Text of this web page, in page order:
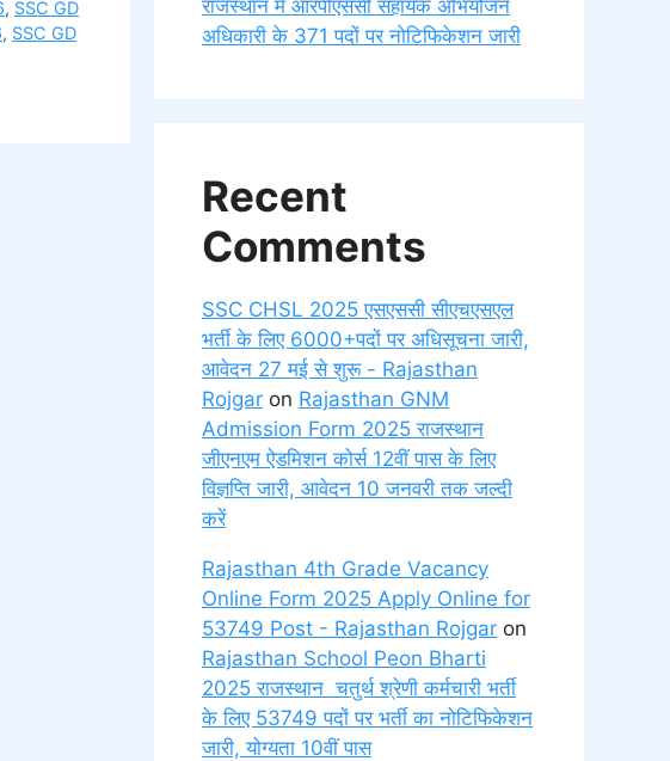
, SSC GD
, SSC GD
राजस्थान में आरपीएससी सहायक अभियोजन
अधिकारी के 371 पदों पर नोटिफिकेशन जारी
Recent
Comments
SSC CHSL 2025 एसएससी सीएचएसएल
भर्ती के लिए 6000+पदों पर अधिसूचना जारी,
आवेदन 27 मई से शुरू - Rajasthan
Rojgar on Rajasthan GNM
Admission Form 2025 राजस्थान
जीएनएम ऐडमिशन कोर्स 12वीं पास के लिए
विज्ञप्ति जारी, आवेदन 10 जनवरी तक जल्दी
करें
Rajasthan 4th Grade Vacancy
Online Form 2025 Apply Online for
53749 Post - Rajasthan Rojgar on
Rajasthan School Peon Bharti
2025 राजस्थान चतुर्थ श्रेणी कर्मचारी भर्ती
के लिए 53749 पदों पर भर्ती का नोटिफिकेशन
जारी, योग्यता 10वीं पास